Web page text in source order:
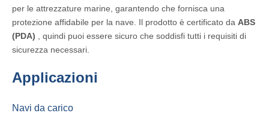
per le attrezzature marine, garantendo che fornisca una
protezione affidabile per la nave. Il prodotto è certificato da ABS
(PDA)
, quindi puoi essere sicuro che soddisfi tutti i requisiti di
sicurezza necessari.
Applicazioni
Navi da carico